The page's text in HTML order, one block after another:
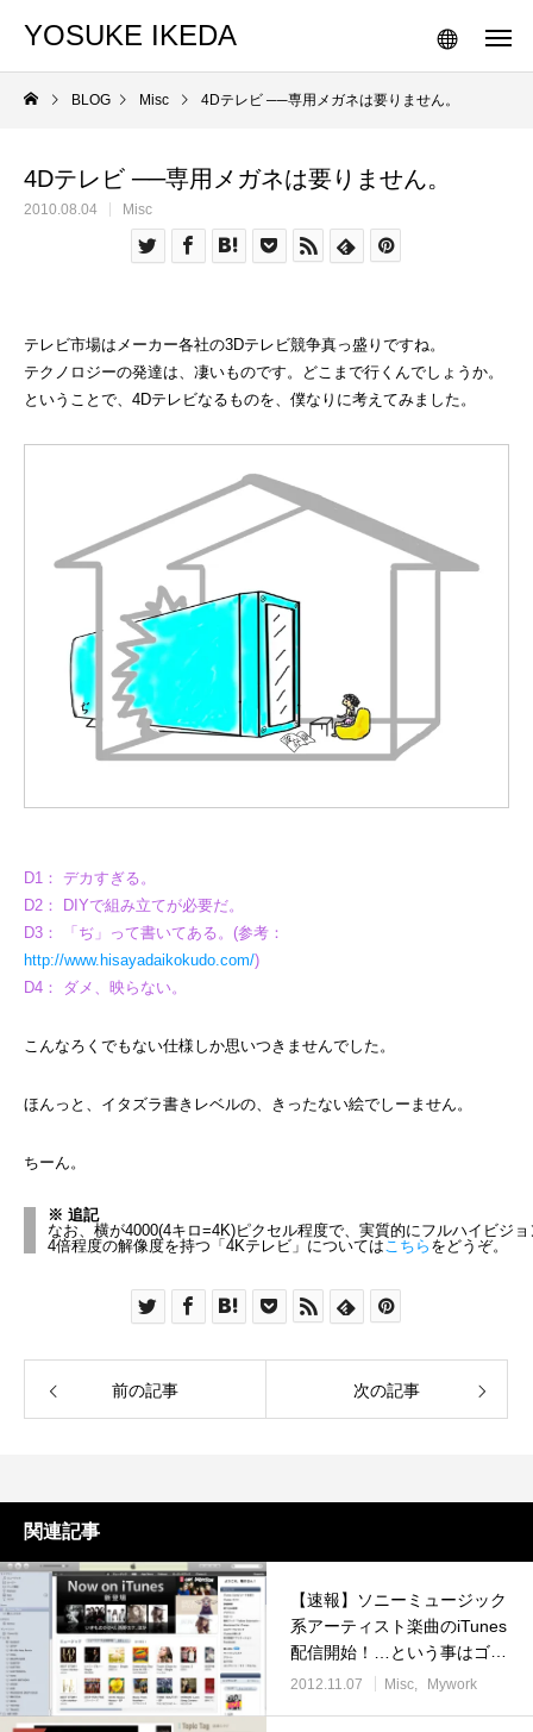
YOSUKE IKEDA
BLOG Misc 4Dテレビ ──専用メガネは要りません。
4Dテレビ ──専用メガネは要りません。
2010.08.04 Misc
テレビ市場はメーカー各社の3Dテレビ競争真っ盛りですね。
テクノロジーの発達は、凄いものです。どこまで行くんでしょうか。
ということで、4Dテレビなるものを、僕なりに考えてみました。
D1： デカすぎる。
D2： DIYで組み立てが必要だ。
D3： 「ぢ」って書いてある。(参考：
http://www.hisayadaikokudo.com/)
D4： ダメ、映らない。
こんなろくでもない仕様しか思いつきませんでした。
ほんっと、イタズラ書きレベルの、きったない絵でしーません。
ちーん。
※ 追記
なお、横が4000(4キロ=4K)ピクセル程度で、実質的にフルハイビジ
4倍程度の解像度を持つ「4Kテレビ」についてはこちら をどうぞ。
前の記事 次の記事
関連記事
【速報】ソニーミュージック
系アーティスト楽曲のiTunes
配信開始！…という事はゴス
ペラーズ「astro note」
2012.11.07 Misc Mywork